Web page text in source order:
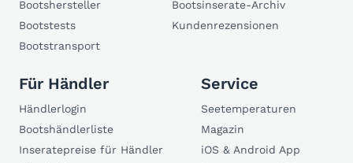
Bootshersteller
Bootstests
Bootstransport
Bootsinserate-Archiv
Kundenrezensionen
Für Händler
Händlerlogin
Bootshändlerliste
Inseratepreise für Händler
Service
Seetemperaturen
Magazin
iOS & Android App